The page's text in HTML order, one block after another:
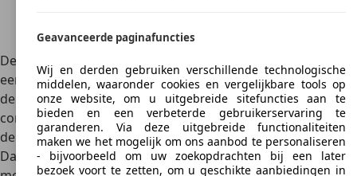
De Daewoo Leganza werd geproduceerd door Daewoo,
een Zuid-Koreaanse autofabrikant die gebruikmaakte van
de techniek van General Motors (GM) en modellen van dat
concern gebruikte als basis voor zijn eigen modellen. Na
de financiële crisis in Azië in 2002 nam GM het merk
Daewoo over en in de opvolgende periode doopte GM de
Geavanceerde paginafuncties
Wij en derden gebruiken verschillende technologische
middelen, waaronder cookies en vergelijkbare tools op
onze website, om u uitgebreide sitefuncties aan te
bieden en een verbeterde gebruikerservaring te
garanderen. Via deze uitgebreide functionaliteiten
maken we het mogelijk om ons aanbod te personaliseren
- bijvoorbeeld om uw zoekopdrachten bij een later
bezoek voort te zetten, om u geschikte aanbiedingen in